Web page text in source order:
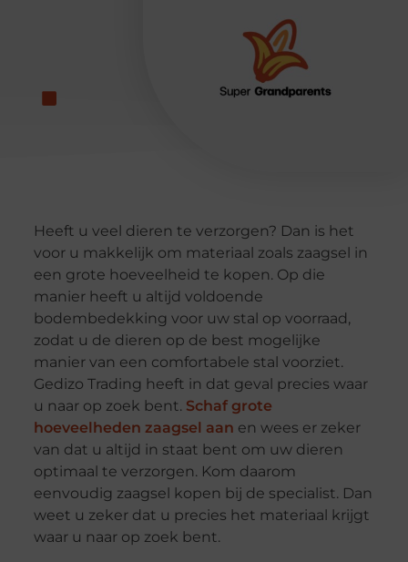
Heeft u veel dieren te verzorgen? Dan is het
voor u makkelijk om materiaal zoals zaagsel in
een grote hoeveelheid te kopen. Op die
manier heeft u altijd voldoende
bodembedekking voor uw stal op voorraad,
zodat u de dieren op de best mogelijke
manier van een comfortabele stal voorziet.
Gedizo Trading heeft in dat geval precies waar
u naar op zoek bent. Schaf grote
hoeveelheden zaagsel aan en wees er zeker
van dat u altijd in staat bent om uw dieren
optimaal te verzorgen. Kom daarom
eenvoudig zaagsel kopen bij de specialist. Dan
weet u zeker dat u precies het materiaal krijgt
waar u naar op zoek bent.